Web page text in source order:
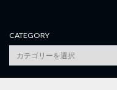
CATEGORY
category